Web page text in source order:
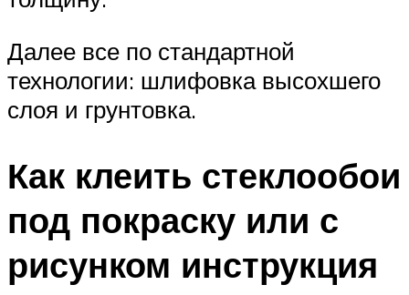
Далее все по стандартной
технологии: шлифовка высохшего
слоя и грунтовка.
Как клеить стеклообои
под покраску или с
рисунком инструкция